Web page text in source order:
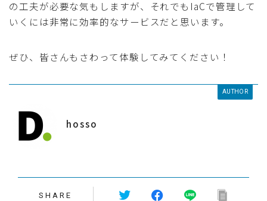
の工夫が必要な気もしますが、それでもIaCで管理して
いくには非常に効率的なサービスだと思います。
ぜひ、皆さんもさわって体験してみてください！
AUTHOR
hosso
SHARE